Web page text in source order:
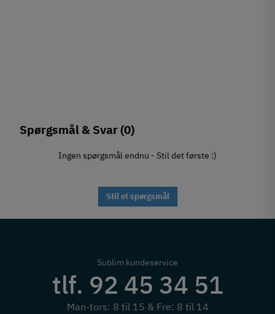
Spørgsmål & Svar(0)
Ingen spørgsmål endnu - Stil det første :)
Stil et spørgsmål
Sublim kundeservice
tlf. 92 45 34 51
Man-tors: 8 til 15 & Fre: 8 til 14